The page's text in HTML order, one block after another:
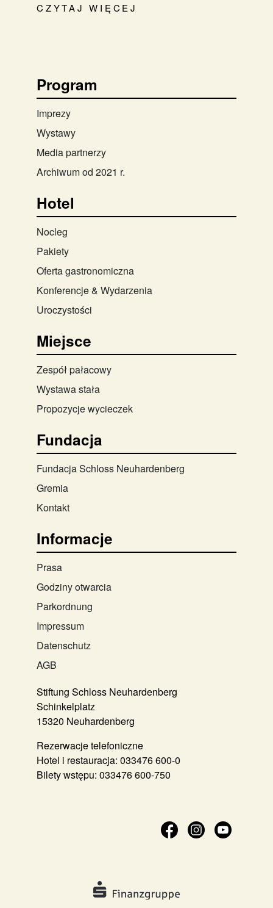
CZYTAJ WIĘCEJ
Program
Imprezy
Wystawy
Media partnerzy
Archiwum od 2021 r.
Hotel
Nocleg
Pakiety
Oferta gastronomiczna
Konferencje & Wydarzenia
Uroczystości
Miejsce
Zespół pałacowy
Wystawa stała
Propozycje wycieczek
Fundacja
Fundacja Schloss Neuhardenberg
Gremia
Kontakt
Informacje
Prasa
Godziny otwarcia
Parkordnung
Impressum
Datenschutz
AGB
Stiftung Schloss Neuhardenberg
Schinkelplatz
15320 Neuhardenberg
Rezerwacje telefoniczne
Hotel i restauracja: 033476 600-0
Bilety wstępu: 033476 600-750